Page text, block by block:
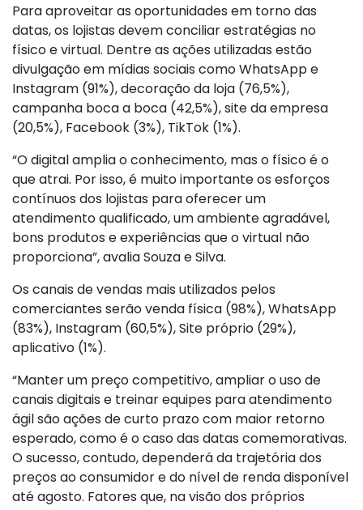
Para aproveitar as oportunidades em torno das
datas, os lojistas devem conciliar estratégias no
físico e virtual. Dentre as ações utilizadas estão
divulgação em mídias sociais como WhatsApp e
Instagram (91%), decoração da loja (76,5%),
campanha boca a boca (42,5%), site da empresa
(20,5%), Facebook (3%), TikTok (1%).
“O digital amplia o conhecimento, mas o físico é o
que atrai. Por isso, é muito importante os esforços
contínuos dos lojistas para oferecer um
atendimento qualificado, um ambiente agradável,
bons produtos e experiências que o virtual não
proporciona”, avalia Souza e Silva.
Os canais de vendas mais utilizados pelos
comerciantes serão venda física (98%), WhatsApp
(83%), Instagram (60,5%), Site próprio (29%),
aplicativo (1%).
“Manter um preço competitivo, ampliar o uso de
canais digitais e treinar equipes para atendimento
ágil são ações de curto prazo com maior retorno
esperado, como é o caso das datas comemorativas.
O sucesso, contudo, dependerá da trajetória dos
preços ao consumidor e do nível de renda disponível
até agosto. Fatores que, na visão dos próprios